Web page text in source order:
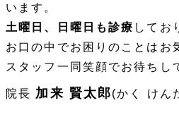
います。
土曜日、日曜日も診療 してお
お口の中でお困りのことはお
スタッフ一同笑顔でお待ちし
院長 加来 賢太郎(かく けん